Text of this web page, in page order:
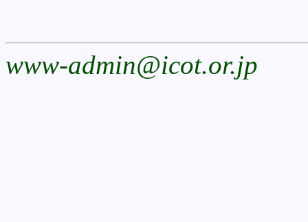
www-admin@icot.or.jp